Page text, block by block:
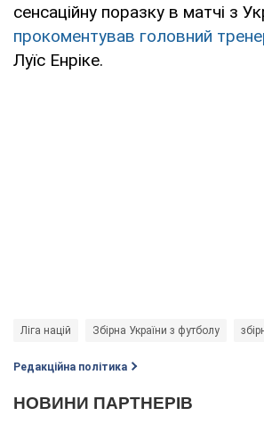
сенсаційну поразку в матчі з
прокоментував головний
Луїс Енріке.
Ліга націй Збірна України з футболу
Редакційна політика